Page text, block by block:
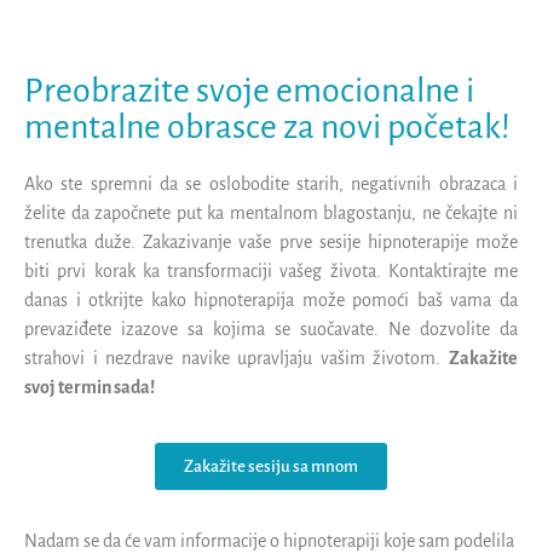
Preobrazite svoje emocionalne i
mentalne obrasce za novi početak!
Ako ste spremni da se oslobodite starih, negativnih obrazaca i
želite da započnete put ka mentalnom blagostanju, ne čekajte ni
trenutka duže. Zakazivanje vaše prve sesije hipnoterapije može
biti prvi korak ka transformaciji vašeg života. Kontaktirajte me
danas i otkrijte kako hipnoterapija može pomoći baš vama da
prevaziđete izazove sa kojima se suočavate. Ne dozvolite da
strahovi i nezdrave navike upravljaju vašim životom. Zakažite
svoj termin sada!
Zakažite sesiju sa mnom
Nadam se da će vam informacije o hipnoterapiji koje sam podelila